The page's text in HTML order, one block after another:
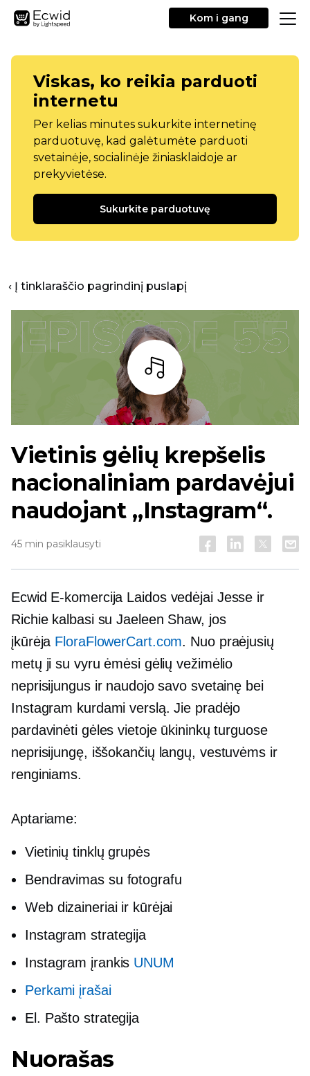
Kom i gang
Viskas, ko reikia parduoti
internetu
Per kelias minutes sukurkite internetinę
parduotuvę, kad galėtumėte parduoti
svetainėje, socialinėje žiniasklaidoje ar
prekyvietėse.
Sukurkite parduotuvę
‹ Į tinklaraščio pagrindinį puslapį
Baras
Vietinis gėlių krepšelis
nacionaliniam pardavėjui
naudojant „Instagram“.
45 min pasiklausyti
Ecwid E-komercija Laidos vedėjai Jesse ir
Richie kalbasi su Jaeleen Shaw, jos
įkūrėja FloraFlowerCart.com. Nuo praėjusių
metų ji su vyru ėmėsi gėlių vežimėlio
neprisijungus ir naudojo savo svetainę bei
Instagram kurdami verslą. Jie pradėjo
pardavinėti gėles vietoje ūkininkų turguose
neprisijungę, iššokančių langų, vestuvėms ir
renginiams.
Aptariame:
Vietinių tinklų grupės
Bendravimas su fotografu
Web dizaineriai ir kūrėjai
Instagram strategija
Instagram įrankis UNUM
Perkami įrašai
El. Pašto strategija
Nuorašas